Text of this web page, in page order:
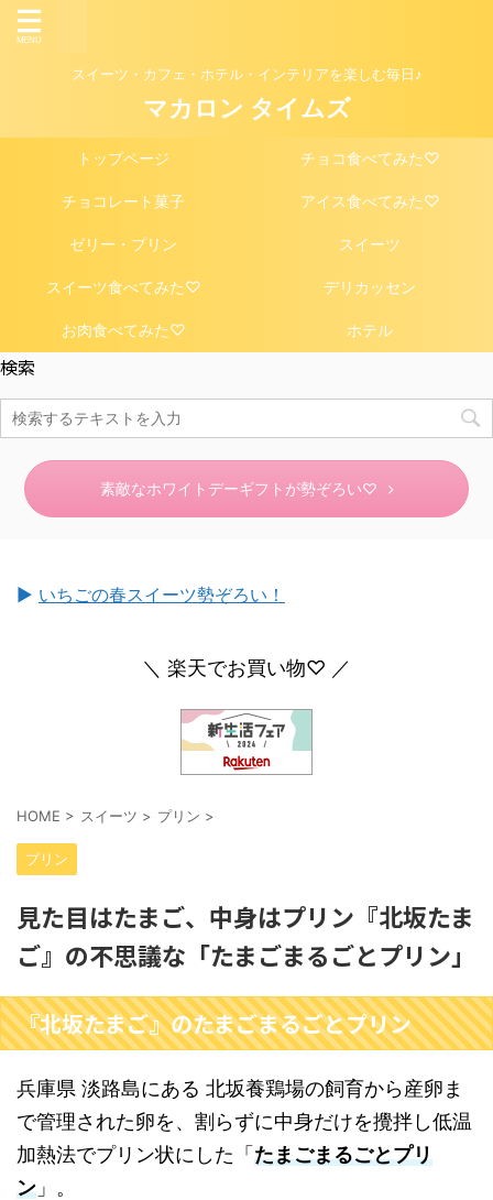
スイーツ・カフェ・ホテル・インテリアを楽しむ毎日♪
マカロン タイムズ
トップページ チョコ食べてみた♡
チョコレート菓子 アイス食べてみた♡
ゼリー・プリン スイーツ
スイーツ食べてみた♡ デリカッセン
お肉食べてみた♡ ホテル
検索
素敵なホワイトデーギフトが勢ぞろい♡
► いちごの春スイーツ勢ぞろい！
＼ 楽天でお買い物♡ ／
HOME > スイーツ > プリン >
プリン
見た目はたまご、中身はプリン『北坂たま
ご』の不思議な「たまごまるごとプリン」
『北坂たまご』のたまごまるごとプリン
兵庫県 淡路島にある 北坂養鶏場の飼育から産卵ま
で管理された卵を、割らずに中身だけを攪拌し低温
加熱法でプリン状にした「 たまごまるごとプリ
ン 」。